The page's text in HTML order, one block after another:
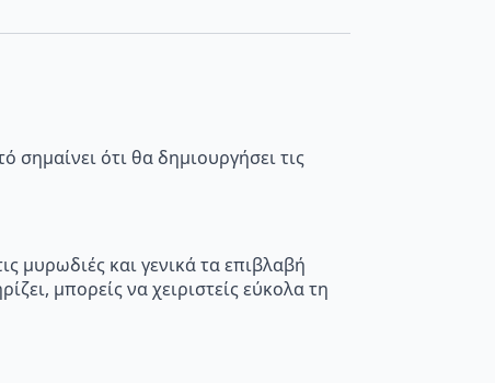
ότι θα δημιουργήσει τις
μυρωδιές και γενικά τα επιβλαβή
μπορείς να χειριστείς εύκολα τη